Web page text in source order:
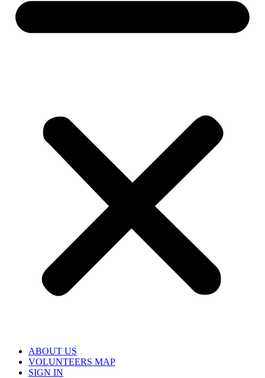
ABOUT US
VOLUNTEERS MAP
SIGN IN